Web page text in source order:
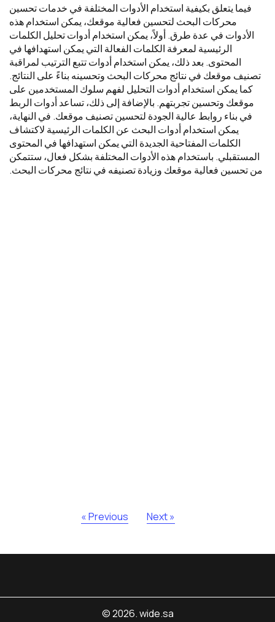
فيما يتعلق بكيفية استخدام الأدوات المختلفة في خدمات تحسين
محركات البحث لتحسين فعالية موقعك، يمكن استخدام هذه
الأدوات في عدة طرق. أولاً، يمكن استخدام أدوات تحليل الكلمات
الرئيسية لمعرفة الكلمات الفعالة التي يمكن استهدافها في
المحتوى. بعد ذلك، يمكن استخدام أدوات تتبع الترتيب لمراقبة
تصنيف موقعك في نتائج محركات البحث وتحسينه بناءً على النتائج.
كما يمكن استخدام أدوات التحليل لفهم سلوك المستخدمين على
موقعك وتحسين تجربتهم. بالإضافة إلى ذلك، تساعد أدوات الربط
في بناء روابط عالية الجودة لتحسين تصنيف موقعك. في النهاية،
يمكن استخدام أدوات البحث عن الكلمات الرئيسية لاكتشاف
الكلمات المفتاحية الجديدة التي يمكن استهدافها في المحتوى
المستقبلي. باستخدام هذه الأدوات المختلفة بشكل فعال، ستتمكن
من تحسين فعالية موقعك وزيادة تصنيفه في نتائج محركات البحث.
« Previous Next »
© 2026. wide.sa